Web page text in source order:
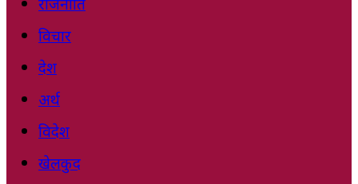
विचार
देश
अर्थ
विदेश
खेलकुद